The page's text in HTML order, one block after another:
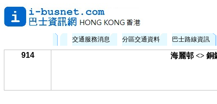
交通服務消息 分區交通資料 巴士路線資訊
914 海麗邨 <> 銅